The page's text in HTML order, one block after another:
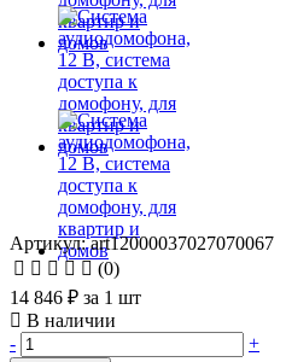
Артикул: art12000037027070067
(0)
14 846 ₽ за 1 шт
В наличии
-
+